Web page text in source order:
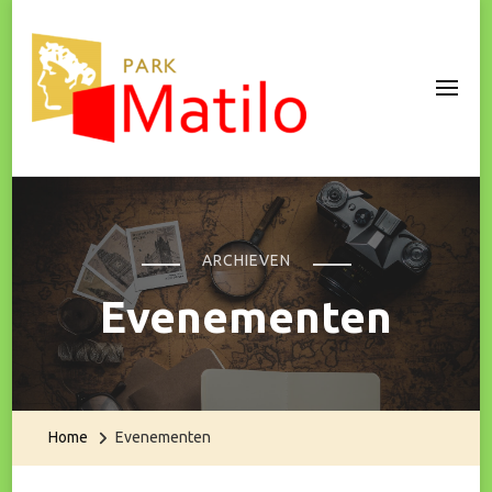
Park Matilo
ARCHIEVEN
Evenementen
Home Evenementen